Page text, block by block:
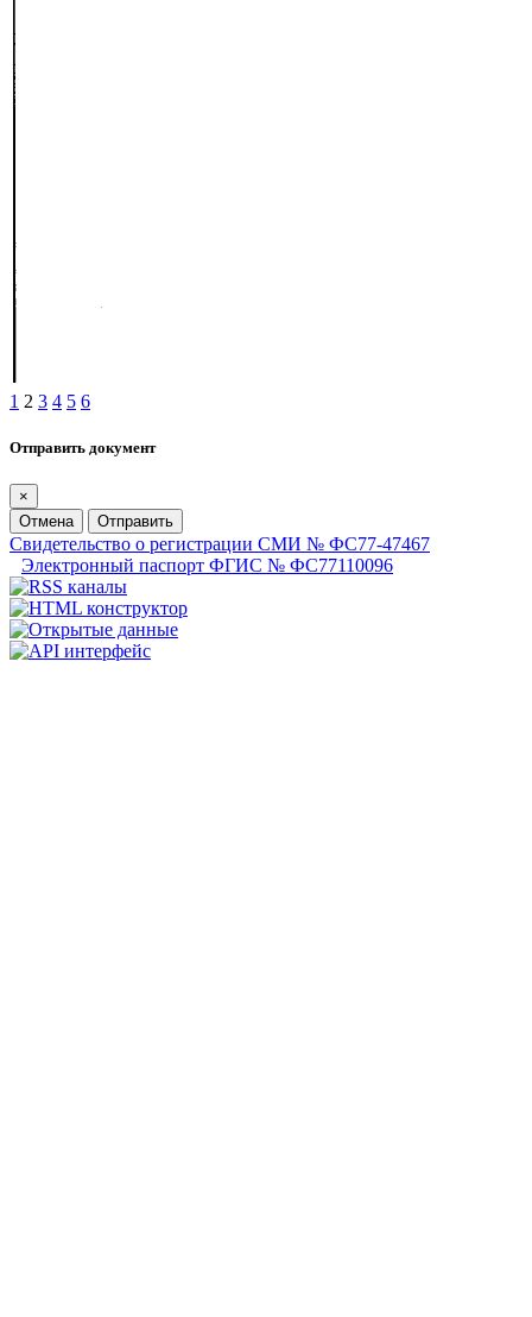
1 2 3 4 5 6
Отправить документ
×
Отмена
Отправить
Свидетельство о регистрации СМИ № ФС77-47467
Электронный паспорт ФГИС № ФС77110096